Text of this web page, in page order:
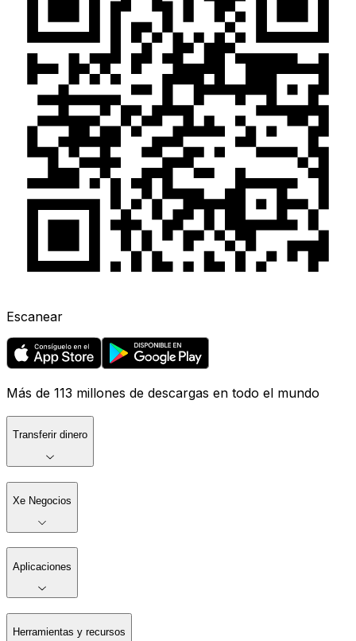
Escanear
Más de 113 millones de descargas en todo el mundo
Transferir dinero
Xe Negocios
Aplicaciones
Herramientas y recursos